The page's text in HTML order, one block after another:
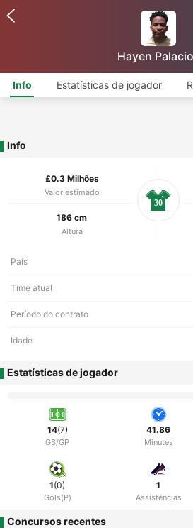
Hayen
Info Estatísticas de jogador
Info
£0.3 Milhões
Valor estimado
186 cm
Altura
30
País
Time atual
Período do contrato
Idade
Estatísticas de jogador
14(7)
GS/GP
41.86
Minutes
1(0)
Gols(P)
1
Assistências
Concursos recentes